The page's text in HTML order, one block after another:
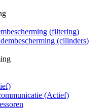
(filtering)
(cilinders)
(Actief)